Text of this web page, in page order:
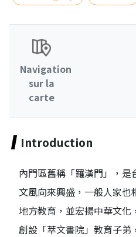
Navigation
sur la
carte
Introduction
內門區舊稱「羅漢門」，是
文風向來興盛，一般人家
地方教育，並宏揚中華文化
創設「萃文書院」教育子弟